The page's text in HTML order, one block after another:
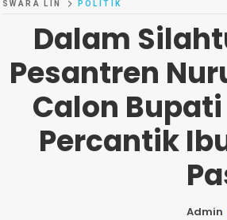
SWARA LIN POLITIK
Dalam
Pesantren
Calon
Percantik
Admin